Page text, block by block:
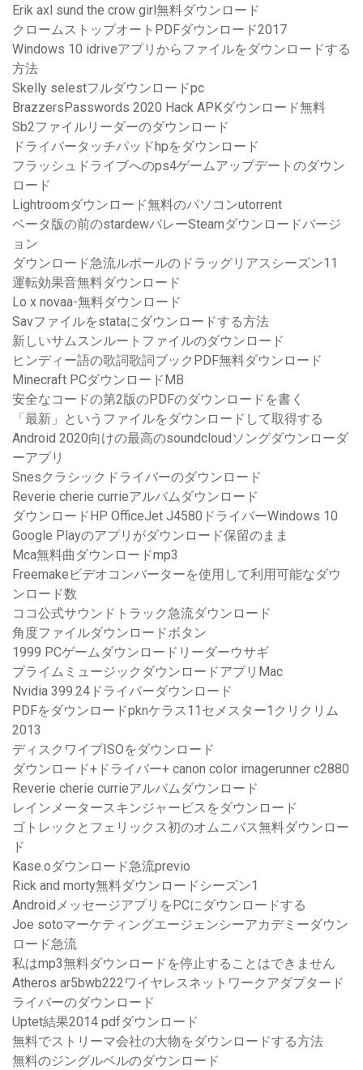
Erik axl sund the crow girl無料ダウンロード
クロームストップオートPDFダウンロード2017
Windows 10 idriveアプリからファイルをダウンロードする
方法
Skelly selestフルダウンロードpc
BrazzersPasswords 2020 Hack APKダウンロード無料
Sb2ファイルリーダーのダウンロード
ドライバータッチパッドhpをダウンロード
フラッシュドライブへのps4ゲームアップデートのダウン
ロード
Lightroomダウンロード無料のパソコンutorrent
ベータ版の前のstardewバレーSteamダウンロードバージ
ョン
ダウンロード急流ルポールのドラッグリアスシーズン11
運転効果音無料ダウンロード
Lo x novaa-無料ダウンロード
Savファイルをstataにダウンロードする方法
新しいサムスンルートファイルのダウンロード
ヒンディー語の歌詞歌詞ブックPDF無料ダウンロード
Minecraft PCダウンロードMB
安全なコードの第2版のPDFのダウンロードを書く
「最新」というファイルをダウンロードして取得する
Android 2020向けの最高のsoundcloudソングダウンローダ
ーアプリ
Snesクラシックドライバーのダウンロード
Reverie cherie currieアルバムダウンロード
ダウンロードHP OfficeJet J4580ドライバーWindows 10
Google Playのアプリがダウンロード保留のまま
Mca無料曲ダウンロードmp3
Freemakeビデオコンバーターを使用して利用可能なダウ
ンロード数
ココ公式サウンドトラック急流ダウンロード
角度ファイルダウンロードボタン
1999 PCゲームダウンロードリーダーウサギ
プライムミュージックダウンロードアプリMac
Nvidia 399.24ドライバーダウンロード
PDFをダウンロードpknケラス11セメスター1クリクリム
2013
ディスクワイプISOをダウンロード
ダウンロード+ドライバー+ canon color imagerunner c2880
Reverie cherie currieアルバムダウンロード
レインメータースキンジャービスをダウンロード
ゴトレックとフェリックス初のオムニバス無料ダウンロー
ド
Kase.oダウンロード急流previo
Rick and morty無料ダウンロードシーズン1
AndroidメッセージアプリをPCにダウンロードする
Joe sotoマーケティングエージェンシーアカデミーダウン
ロード急流
私はmp3無料ダウンロードを停止することはできません
Atheros ar5bwb222ワイヤレスネットワークアダプタード
ライバーのダウンロード
Uptet結果2014 pdfダウンロード
無料でストリーマ会社の大物をダウンロードする方法
無料のジングルベルのダウンロード